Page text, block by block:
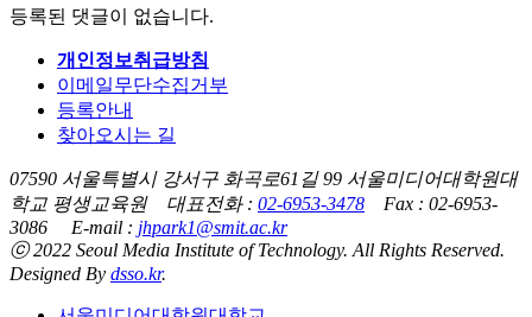
등록된 댓글이 없습니다.
개인정보취급방침
이메일무단수집거부
등록안내
찾아오시는 길
07590 서울특별시 강서구 화곡로61길 99 서울미디어대학원대
학교 평생교육원 대표전화 : 02-6953-3478 Fax : 02-6953-
3086 E-mail : jhpark1@smit.ac.kr
ⓒ 2022 Seoul Media Institute of Technology. All Rights Reserved.
Designed By dsso.kr.